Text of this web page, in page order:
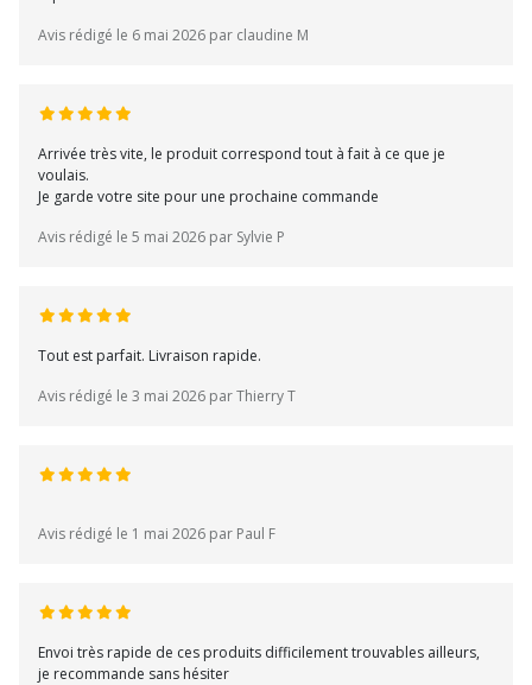
Avis rédigé le 6 mai 2026 par claudine M
Arrivée très vite, le produit correspond tout à fait à ce que je
voulais.
Je garde votre site pour une prochaine commande
Avis rédigé le 5 mai 2026 par Sylvie P
Tout est parfait. Livraison rapide.
Avis rédigé le 3 mai 2026 par Thierry T
Avis rédigé le 1 mai 2026 par Paul F
Envoi très rapide de ces produits difficilement trouvables ailleurs,
je recommande sans hésiter